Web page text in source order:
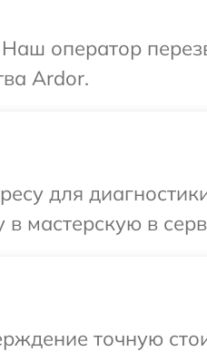
оператор
Ardor.
для
мастерскую в
точную